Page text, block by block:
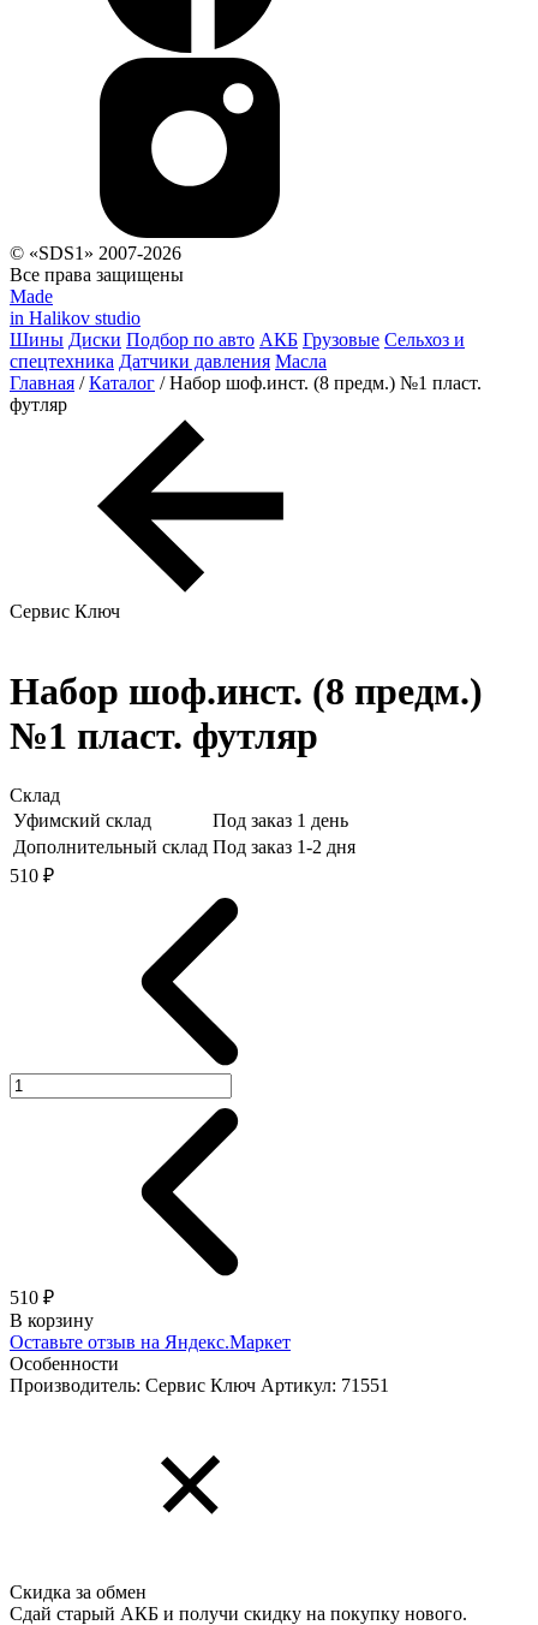
© «SDS1» 2007-2026
Все права защищены
Made
in Halikov studio
Шины Диски Подбор по авто АКБ Грузовые Сельхоз и
спецтехника Датчики давления Масла
Главная / Каталог / Набор шоф.инст. (8 предм.) №1 пласт.
футляр
Сервис Ключ
Набор шоф.инст. (8 предм.)
№1 пласт. футляр
Склад
Уфимский склад
Под заказ 1 день
Дополнительный склад Под заказ 1-2 дня
510 ₽
510 ₽
В корзину
Оставьте отзыв на Яндекс.Маркет
Особенности
Производитель: Сервис Ключ Артикул: 71551
Скидка за обмен
Сдай старый АКБ и получи скидку на покупку нового.